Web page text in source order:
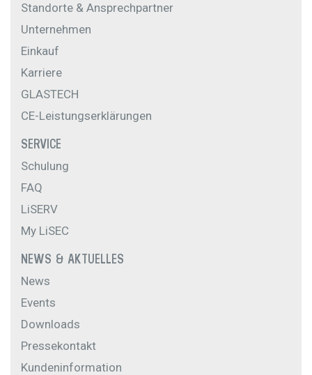
Standorte & Ansprechpartner
Unternehmen
Einkauf
Karriere
GLASTECH
CE-Leistungserklärungen
SERVICE
Schulung
FAQ
LiSERV
My LiSEC
NEWS & AKTUELLES
News
Events
Downloads
Pressekontakt
Kundeninformation